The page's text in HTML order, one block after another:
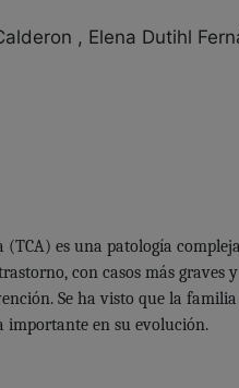
, Elena Dutihl
es una patología
con casos más graves
Se ha visto que la
importante en su evolución.